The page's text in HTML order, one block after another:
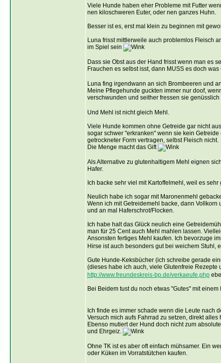
Viele Hunde haben eher Probleme mit Futter
nen kiloschweren Euter, oder nen ganzes Huhn.
Besser ist es, erst mal klein zu beginnen mit
Luna frisst mittlerweile auch problemlos Fleisch
im Spiel sein
Dass sie Obst aus der Hand frisst wenn man es
Frauchen es selbst isst, dann MUSS es doch
Luna fing irgendwann an sich Brombeeren und
Meine Pflegehunde guckten immer nur doof,
verschwunden und seither fressen sie
Und Mehl ist nicht gleich Mehl.
Viele Hunde kommen ohne Getreide gar nicht
sogar schwer "erkranken" wenn sie kein
getrockneter Form vertragen, selbst Fleisch nicht.
Die Menge macht das Gift
Als Alternative zu glutenhaltigem Mehl eignen
Hafer.
Ich backe sehr viel mit Kartoffelmehl, weil es sehr
Neulich habe ich sogar mit Maronenmehl
Wenn ich mit Getreidemehl backe, dann
und an mal Haferschrot/Flocken.
Ich habe halt das Glück neulich eine
man für 25 Cent auch Mehl mahlen lassen.
Ansonsten fertiges Mehl kaufen. Ich bevorzuge
Hirse ist auch besonders gut bei weichem Stuhl,
Gute Hunde-Keksbücher (ich schreibe gerade
(dieses habe ich auch, viele Glutenfreie
http://www.freundeskreis-bp.de/verkaeufe.php
Bei Beidem tust du noch etwas "Gutes" mit einem
Ich finde es immer schade wenn die Leute nach
Versuch mich aufs Fahrrad zu setzen, direkt
Ebenso mutiert der Hund doch nicht zum
und Ehrgeiz.
Ohne TK ist es aber oft einfach mühsamer. Ein
oder Küken im Vorratstütchen kaufen.